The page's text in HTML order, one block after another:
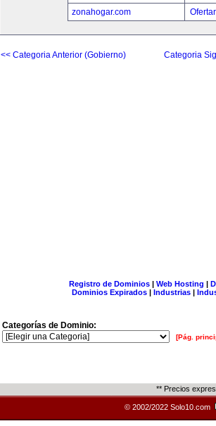
zonahogar.com
<< Categoria Anterior (Gobierno) Categoria
Registro de Dominios| Web Hosting |
Dominios Expirados | Industrias |
Categorías de Dominio:
[Pág.
** Precios
© 2002/2022 Solo10.com